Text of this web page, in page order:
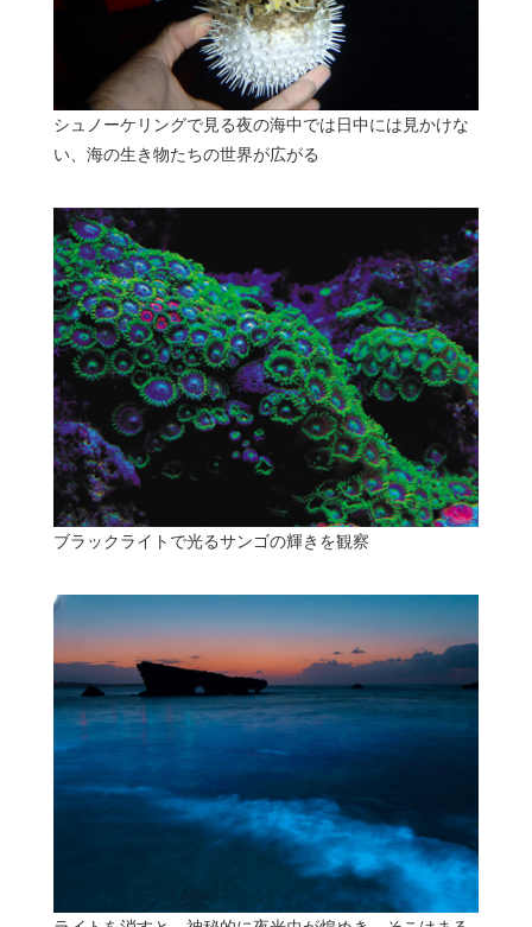
シュノーケリングで見る夜の海中では日中には見かけな
い、海の生き物たちの世界が広がる
ブラックライトで光るサンゴの輝きを観察